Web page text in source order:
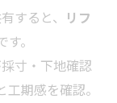
すると、 リフ
。
寸・下地確認
期感を確認。